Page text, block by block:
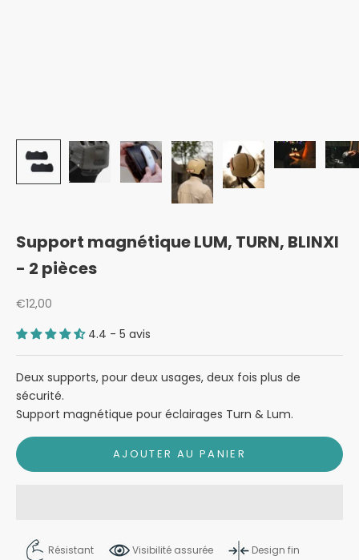
Support magnétique LUM, TURN, BLINXI
- 2 pièces
Prix de vente
€12,00
4.4 - 5 avis
Deux supports, pour deux usages, deux fois plus de
sécurité.
Support magnétique pour éclairages Turn & Lum.
AJOUTER AU PANIER
Résistant Visibilité assurée Design fin